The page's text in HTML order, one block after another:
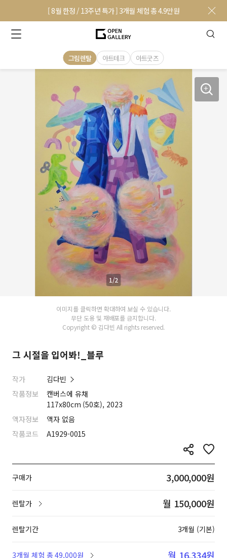
[ 8월 한정 / 13주년 특가 ] 3개월 체험 총 4.9만원
그림렌탈 아트테크 아트굿즈
1/2
이미지를 클릭하면 확대하여 보실 수 있습니다.
무단 도용 및 재배포를 금지합니다.
Copyright © 김다빈 All rights reserved.
그 시절을 입어봐!_블루
작가
김다빈
작품정보
캔버스에 유채
117x80cm (50호), 2023
액자정보
액자 없음
작품코드
A1929-0015
구매가 3,000,000원
렌탈가 월 150,000원
렌탈기간 3개월 (기본)
3개월 체험 총 49,000원 월 16,334원